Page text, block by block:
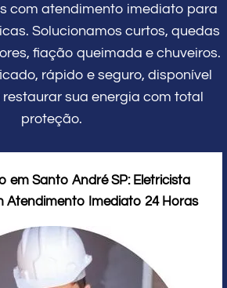
com atendimento imediato para
Solucionamos curtos, quedas
fiação queimada e chuveiros.
rápido e seguro, disponível
sua energia com total
proteção.
em Santo André SP: Eletricista
Atendimento Imediato 24 Horas